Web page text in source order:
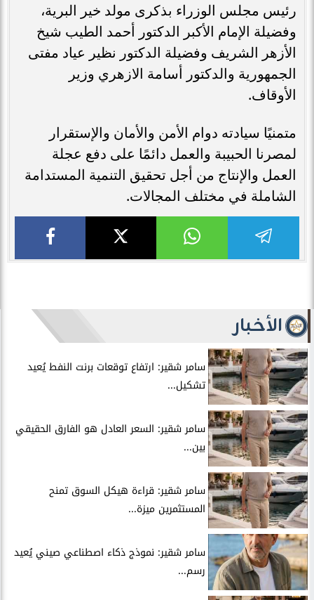
رئيس مجلس الوزراء بذكرى مولد خير البرية،
وفضيلة الإمام الأكبر الدكتور أحمد الطيب شيخ
الأزهر الشريف وفضيلة الدكتور نظير عياد مفتى
الجمهورية والدكتور أسامة الازهري وزير
الأوقاف.
متمنيًا سيادته دوام الأمن والأمان والإستقرار
لمصرنا الحبيبة والعمل دائمًا على دفع عجلة
العمل والإنتاج من أجل تحقيق التنمية المستدامة
الشاملة في مختلف المجالات.
الأخبار
سامر شقير: ارتفاع توقعات برنت النفط يُعيد
تشكيل...
سامر شقير: السعر العادل هو الفارق الحقيقي
بين...
سامر شقير: قراءة هيكل السوق تمنح
المستثمرين ميزة...
سامر شقير: نموذج ذكاء اصطناعي صيني يُعيد
رسم...